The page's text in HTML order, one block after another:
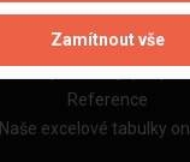
pro používání
podmínky
podmínky
Reference
Naše excelové tabulky
Zamítnout vše